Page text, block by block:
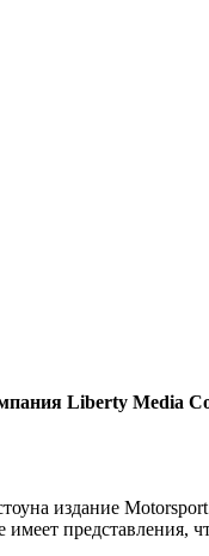
Liberty Media
издание
представления,